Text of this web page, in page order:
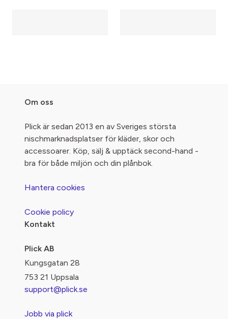
Om oss
Plick är sedan 2013 en av Sveriges största
nischmarknadsplatser för kläder, skor och
accessoarer. Köp, sälj & upptäck second-hand -
bra för både miljön och din plånbok.
Hantera cookies
Cookie policy
Kontakt
Plick AB
Kungsgatan 28
753 21 Uppsala
support@plick.se
Jobb via plick